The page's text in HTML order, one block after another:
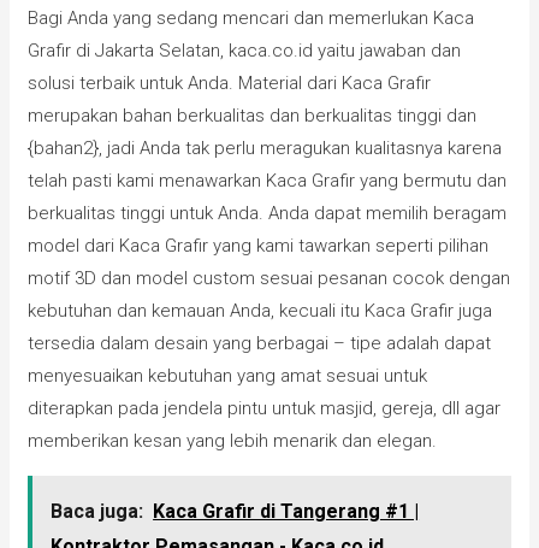
Bagi Anda yang sedang mencari dan memerlukan Kaca
Grafir di Jakarta Selatan, kaca.co.id yaitu jawaban dan
solusi terbaik untuk Anda. Material dari Kaca Grafir
merupakan bahan berkualitas dan berkualitas tinggi dan
{bahan2}, jadi Anda tak perlu meragukan kualitasnya karena
telah pasti kami menawarkan Kaca Grafir yang bermutu dan
berkualitas tinggi untuk Anda. Anda dapat memilih beragam
model dari Kaca Grafir yang kami tawarkan seperti pilihan
motif 3D dan model custom sesuai pesanan cocok dengan
kebutuhan dan kemauan Anda, kecuali itu Kaca Grafir juga
tersedia dalam desain yang berbagai – tipe adalah dapat
menyesuaikan kebutuhan yang amat sesuai untuk
diterapkan pada jendela pintu untuk masjid, gereja, dll agar
memberikan kesan yang lebih menarik dan elegan.
Baca juga: Kaca Grafir di Tangerang #1 |